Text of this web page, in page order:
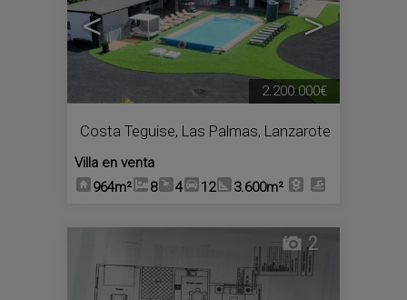
< >
Costa Teguise, Las Palmas, Lanzarote
Villa en venta
964m²
8 4 12 3.600m²
2.200.000€
2